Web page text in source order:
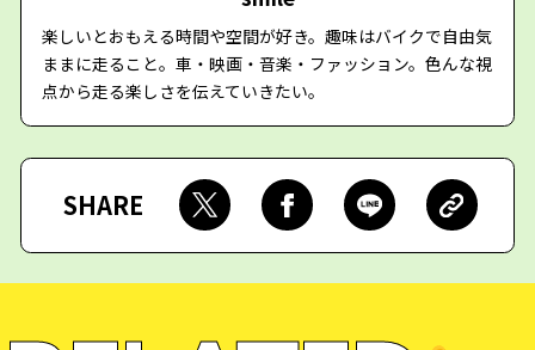
楽しいとおもえる時間や空間が好き。趣味はバイクで自由気
ままに走ること。車・映画・音楽・ファッション。色んな視
点から走る楽しさを伝えていきたい。
SHARE